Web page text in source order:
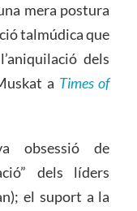
mera postura
talmúdica que
dels
a Times of
obsessió de
dels líders
el suport a la